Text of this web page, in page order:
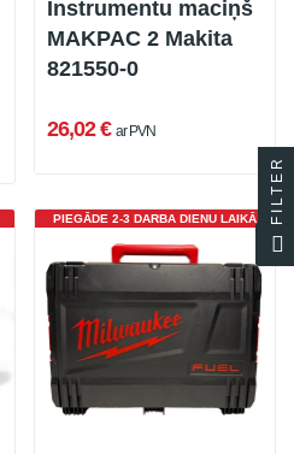
Instrumentu maciņš
MAKPAC 2 Makita
821550-0
26,02 € ar PVN
PIEGĀDE 2-3 DARBA DIENU LAIKĀ FILTER